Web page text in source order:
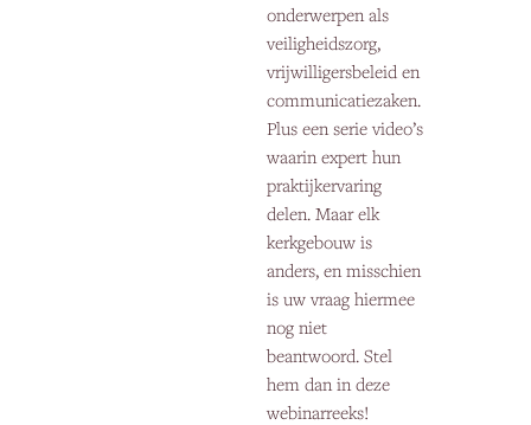
onderwerpen als
veiligheidszorg,
vrijwilligersbeleid en
communicatiezaken.
Plus een serie video’s
waarin expert hun
praktijkervaring
delen. Maar elk
kerkgebouw is
anders, en misschien
is uw vraag hiermee
nog niet
beantwoord. Stel
hem dan in deze
webinarreeks!